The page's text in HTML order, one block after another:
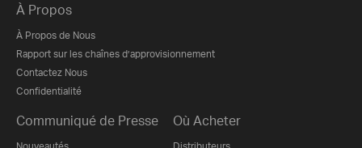
À Propos
À Propos de Nous
Rapport sur les chaînes d’approvisionnement
Contactez Nous
Confidentialité
Communiqué de Presse Où Acheter